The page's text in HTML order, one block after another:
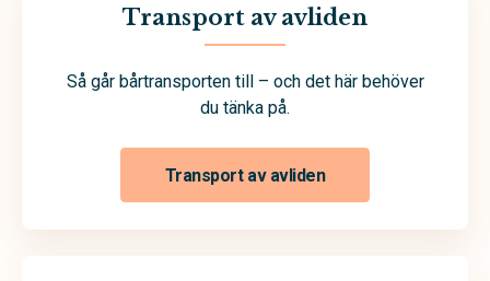
Transport av avliden
Så går bårtransporten till – och det här behöver
du tänka på.
Transport av avliden